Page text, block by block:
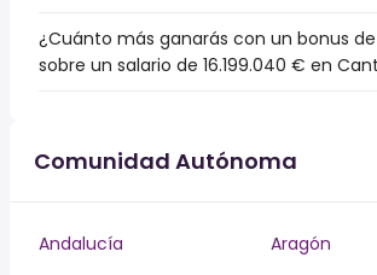
¿Cuánto más ganarás con un bonus
sobre un salario de 16.199.040 € en
Comunidad Autónoma
Andalucía
Aragón